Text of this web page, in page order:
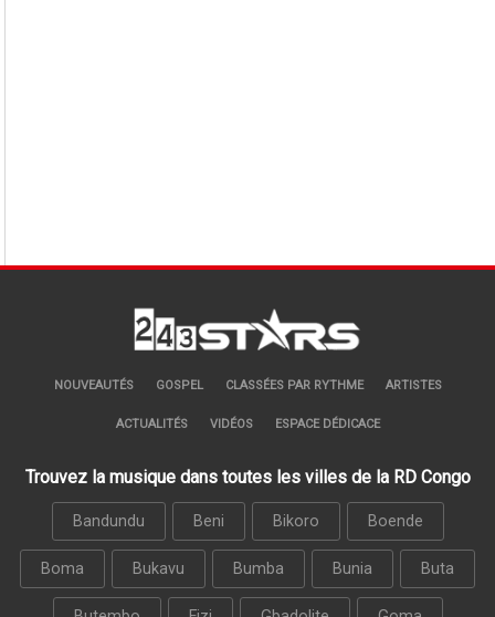
NOUVEAUTÉS GOSPEL CLASSÉES PAR RYTHME ARTISTES
ACTUALITÉS VIDÉOS ESPACE DÉDICACE
Trouvez la musique dans toutes les villes de la RD Congo
Bandundu Beni Bikoro Boende
Boma Bukavu Bumba Bunia Buta